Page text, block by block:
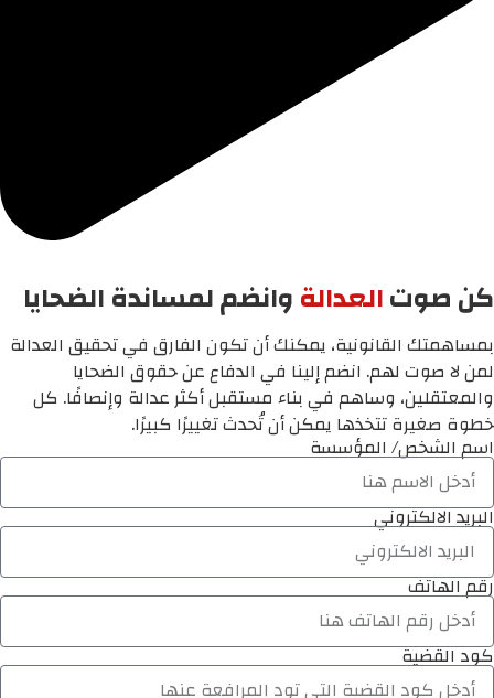
كن صوتالعدالةوانضم لمساندة الضحايا
بمساهمتك القانونية، يمكنك أن تكون الفارق في تحقيق العدالة
لمن لا صوت لهم. انضم إلينا في الدفاع عن حقوق الضحايا
والمعتقلين، وساهم في بناء مستقبل أكثر عدالة وإنصافًا. كل
خطوة صغيرة تتخذها يمكن أن تُحدث تغييرًا كبيرًا.
اسم الشخص/ المؤسسة
البريد الالكتروني
رقم الهاتف
كود القضية